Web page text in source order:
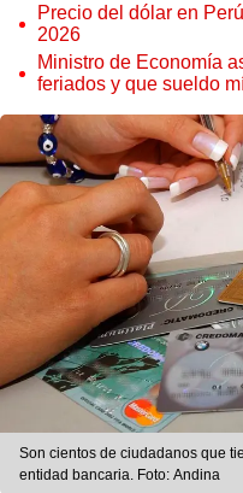
Precio del dólar en
2026
Ministro de Economía
feriados y que sueldo
Son cientos de ciudadanos que
entidad bancaria. Foto: Andina